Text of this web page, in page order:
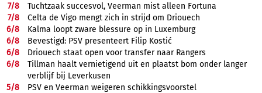
7/8
Tuchtzaak succesvol, Veerman mist alleen Fortuna
7/8
Celta de Vigo mengt zich in strijd om Driouech
6/8
Kalma loopt zware blessure op in Luxemburg
6/8
Bevestigd: PSV presenteert Filip Kostić
6/8
Driouech staat open voor transfer naar Rangers
6/8
Tillman haalt vernietigend uit en plaatst bom onder langer
verblijf bij Leverkusen
5/8
PSV en Veerman weigeren schikkingsvoorstel